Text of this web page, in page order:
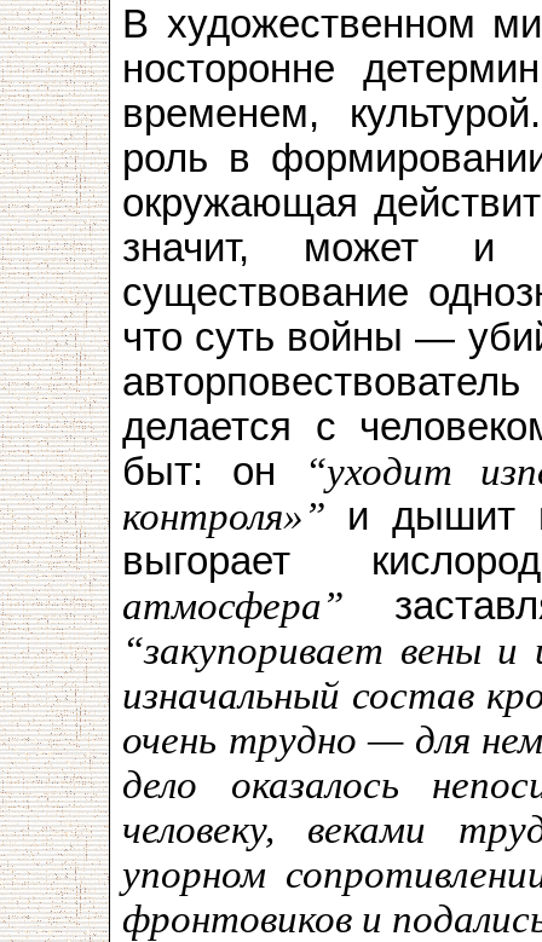
В художественном
носторонне
временем,
роль в
окружающая
значит, может и
существование
что суть войны —
делается с
быт: он
“уходит
контроля»” и дышит
выгорает
атмосфера”
“закупоривает вены
изначальный состав
очень трудно — для
дело оказалось
человеку, веками
упорном
фронтовиков и